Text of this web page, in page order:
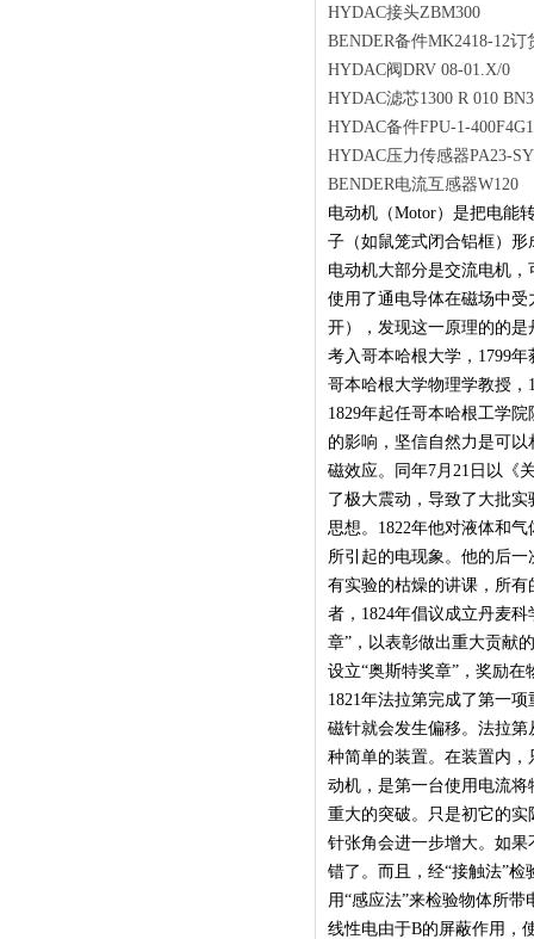
HYDAC接头ZBM300
BENDER备件MK2418-12订
HYDAC阀DRV 08-01.X/0
HYDAC滤芯1300 R 010
HYDAC备件FPU-1-
HYDAC压力传感器PA23-
BENDER电流互感器W120
电动机（Motor）是把电能
子（如鼠笼式闭合铝框）
电动机大部分是交流电机
使用了通电导体在磁场中
开），发现这一原理的的
考入哥本哈根大学，1799
哥本哈根大学物理学教授，
1829年起任哥本哈根工学
的影响，坚信自然力是可
磁效应。同年7月21日以《
了极大震动，导致了大批
思想。1822年他对液体和
所引起的电现象。他的后
有实验的枯燥的讲课，所
者，1824年倡议成立丹麦
章”，以表彰做出重大贡献
设立“奥斯特奖章”，奖励
1821年法拉第完成了第一
磁针就会发生偏移。法拉
种简单的装置。在装置内
动机，是第一台使用电流
重大的突破。只是初它的
针张角会进一步增大。如
错了。而且，经“接触法”
用“感应法”来检验物体所
线性电由于B的屏蔽作用，